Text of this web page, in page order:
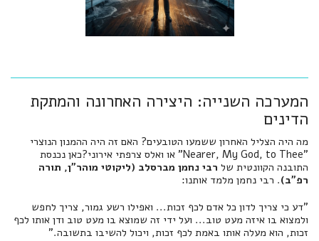
המערכה השנייה: היצירה האחרונה והמתקת
הדינים
מה היה הצליל האחרון ששמעו הטובעים? האם זה היה ההמנון הנוצרי
"Nearer, My God, to Thee" או ואלס צרפתי אירוני?כאן נכנסת
התובנה הקוונטית של רבי נחמן מברסלב (ליקוטי מוהר"ן, תורה
רפ"ב). רבי נחמן מלמד אותנו:
"דע כי צריך לדון כל אדם לכף זכות... ואפילו רשע גמור, צריך לחפש
ולמצוא בו איזה מעט טוב... ועל ידי זה שמוצא בו מעט טוב ודן אותו לכף
זכות, הוא מעלה אותו באמת לכף זכות, ויכול להשיבו בתשובה."